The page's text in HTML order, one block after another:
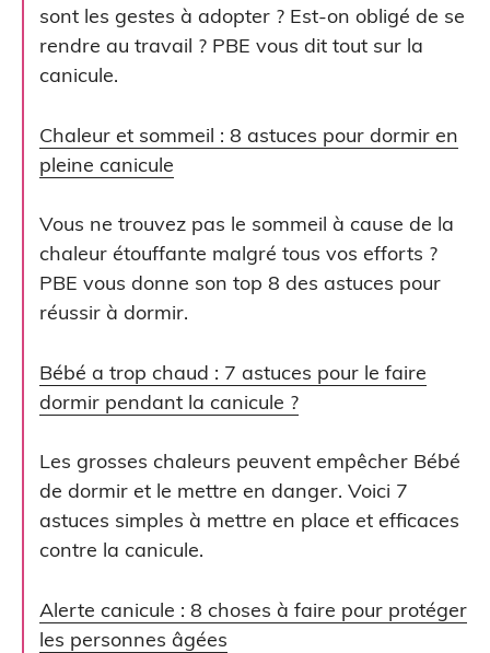
sont les gestes à adopter ? Est-on obligé de se
rendre au travail ? PBE vous dit tout sur la
canicule.
Chaleur et sommeil : 8 astuces pour dormir en
pleine canicule
Vous ne trouvez pas le sommeil à cause de la
chaleur étouffante malgré tous vos efforts ?
PBE vous donne son top 8 des astuces pour
réussir à dormir.
Bébé a trop chaud : 7 astuces pour le faire
dormir pendant la canicule ?
Les grosses chaleurs peuvent empêcher Bébé
de dormir et le mettre en danger. Voici 7
astuces simples à mettre en place et efficaces
contre la canicule.
Alerte canicule : 8 choses à faire pour protéger
les personnes âgées